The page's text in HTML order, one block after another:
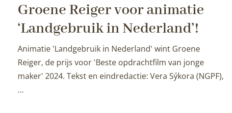
Groene Reiger voor animatie
‘Landgebruik in Nederland’!
Animatie 'Landgebruik in Nederland' wint Groene
Reiger, de prijs voor 'Beste opdrachtfilm van jonge
maker' 2024. Tekst en eindredactie: Vera Sýkora (NGPF),
…